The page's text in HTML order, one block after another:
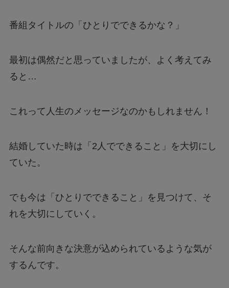
番組タイトルの「ひとりでできるかな？」
最初は偶然だと思っていましたが、よく考えてみ
ると…
これって人生のメッセージなのかもしれません！
結婚していた時は「2人でできること」を大切にし
ていた。
でも今は「ひとりでできること」を見つけて、そ
れを大切にしていく。
そんな前向きな決意が込められているような気が
するんです。